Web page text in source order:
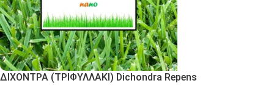
ΔΙΧΟΝΤΡΑ (ΤΡΙΦΥΛΛΑΚΙ) Dichondra Repens